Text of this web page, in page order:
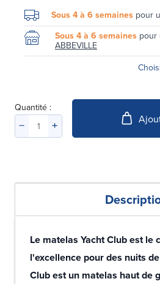
Sous 4 à 6 semaines pour
Sous 4 à 6 semaines pour
ABBEVILLE
Quantité :
Le matelas Yacht Club est le
l'excellence pour des nuits
Club est un matelas haut de